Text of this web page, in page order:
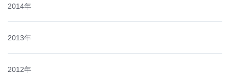
2014年
2013年
2012年